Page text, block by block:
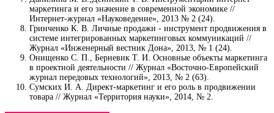
маркетинга и его значение в современной экономике //
Интернет-журнал «Науковедение», 2013 № 2 (24).
Гринченко К. В. Личные продажи - инструмент продвижения в
системе интегрированных маркетинговых коммуникаций //
Журнал «Инженерный вестник Дона», 2013, № 1 (24).
Онищенко С. П., Берневик Т. И. Основные объекты маркетинга
в проектной деятельности // Журнал «Восточно-Европейский
журнал передовых технологий», 2013, № 2 (63).
Сумских И. А. Директ-маркетинг и его роль в продвижении
товара // Журнал «Территория науки», 2014, № 2.